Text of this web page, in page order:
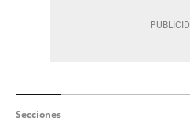
Secciones